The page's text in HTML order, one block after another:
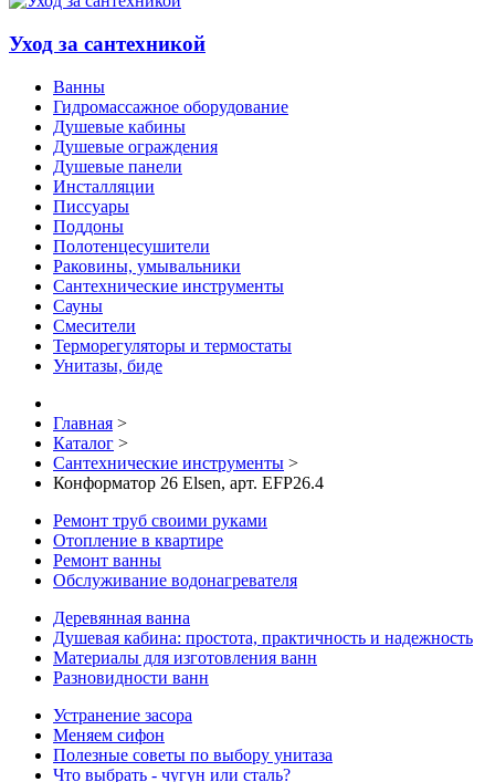
Уход за сантехникой
Ванны
Гидромассажное оборудование
Душевые кабины
Душевые ограждения
Душевые панели
Инсталляции
Писсуары
Поддоны
Полотенцесушители
Раковины, умывальники
Сантехнические инструменты
Сауны
Смесители
Терморегуляторы и термостаты
Унитазы, биде
Главная >
Каталог >
Сантехнические инструменты >
Конформатор 26 Elsen, арт. EFP26.4
Ремонт труб своими руками
Отопление в квартире
Ремонт ванны
Обслуживание водонагревателя
Деревянная ванна
Душевая кабина: простота, практичность и надежность
Материалы для изготовления ванн
Разновидности ванн
Устранение засора
Меняем сифон
Полезные советы по выбору унитаза
Что выбрать - чугун или сталь?